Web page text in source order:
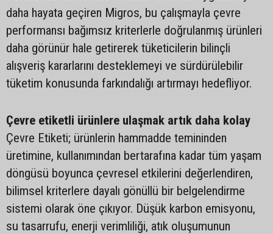
daha hayata geçiren Migros, bu çalışmayla çevre
performansı bağımsız kriterlerle doğrulanmış ürünleri
daha görünür hale getirerek tüketicilerin bilinçli
alışveriş kararlarını desteklemeyi ve sürdürülebilir
tüketim konusunda farkındalığı artırmayı hedefliyor.
Çevre etiketli ürünlere ulaşmak artık daha kolay
Çevre Etiketi; ürünlerin hammadde temininden
üretimine, kullanımından bertarafına kadar tüm yaşam
döngüsü boyunca çevresel etkilerini değerlendiren,
bilimsel kriterlere dayalı gönüllü bir belgelendirme
sistemi olarak öne çıkıyor. Düşük karbon emisyonu,
su tasarrufu, enerji verimliliği, atık oluşumunun